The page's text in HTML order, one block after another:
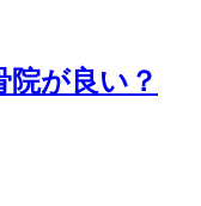
院が良い？